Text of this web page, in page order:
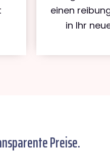
einen
in Ihr
Preise.